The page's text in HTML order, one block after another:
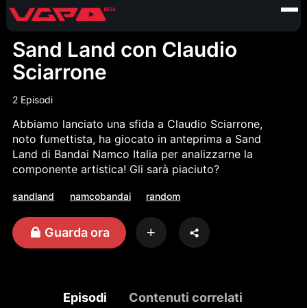
Sand Land con Claudio
Sciarrone
2 Episodi
Abbiamo lanciato una sfida a Claudio Sciarrone,
noto fumettista, ha giocato in anteprima a Sand
Land di Bandai Namco Italia per analizzarne la
componente artistica! Gli sarà piaciuto?
sandland namcobandai random
Guarda ora
Episodi Contenuti correlati